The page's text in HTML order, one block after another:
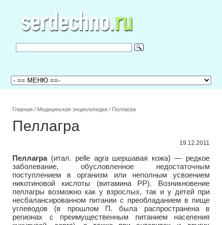
Главная / Медицинская энциклопедия / Пеллагра
Пеллагра
19.12.2011
Пеллагра(итал. pelle agra шершавая кожа) — редкое
заболевание, обусловленное недостаточным
поступлением в организм или неполным усвоением
никотиновой кислоты (витамина РР). Возникновение
пеллагры возможно как у взрослых, так и у детей при
несбалансированном питании с преобладанием в пище
углеводов (в прошлом П. была распространена в
регионах с преимущественным питанием населения